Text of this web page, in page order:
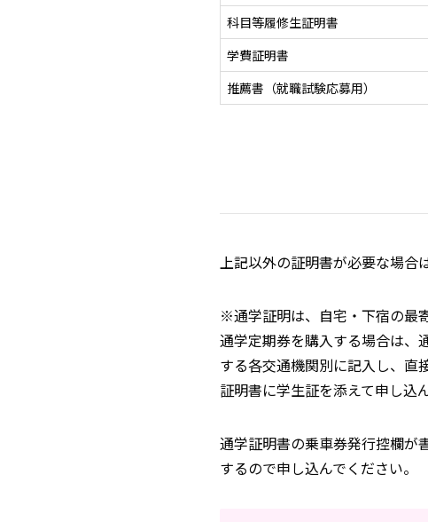
科目等履修生証明書
学費証明書
推薦書（就職試験応募用）
上記以外の証明書が必要な場合
※通学証明は、自宅・下宿の最
通学定期券を購入する場合は、
する各交通機関別に記入し、直
証明書に学生証を添えて申し込
通学証明書の乗車券発行控欄が
するので申し込んでください。